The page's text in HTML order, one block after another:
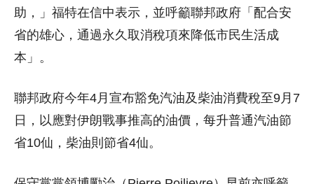
助，」福特在信中表示，並呼籲聯邦政府「配合安
省的雄心，通過永久取消稅項來降低市民生活成
本」。
聯邦政府今年4月宣布豁免汽油及柴油消費稅至9月7
日，以應對伊朗戰事推高的油價，每升普通汽油節
省10仙，柴油則節省4仙。